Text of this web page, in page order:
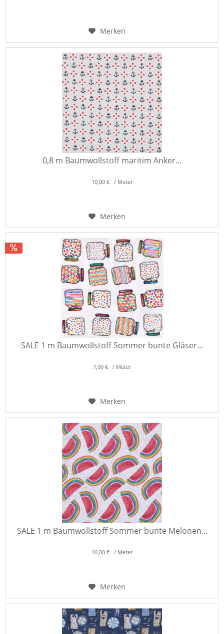
Merken
0,8 m Baumwollstoff maritim Anker...
10,00 € / Meter
Merken
SALE 1 m Baumwollstoff Sommer bunte Gläser...
7,00 € / Meter
Merken
SALE 1 m Baumwollstoff Sommer bunte Melonen...
10,00 € / Meter
Merken